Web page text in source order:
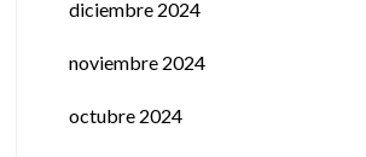
diciembre 2024
noviembre 2024
octubre 2024